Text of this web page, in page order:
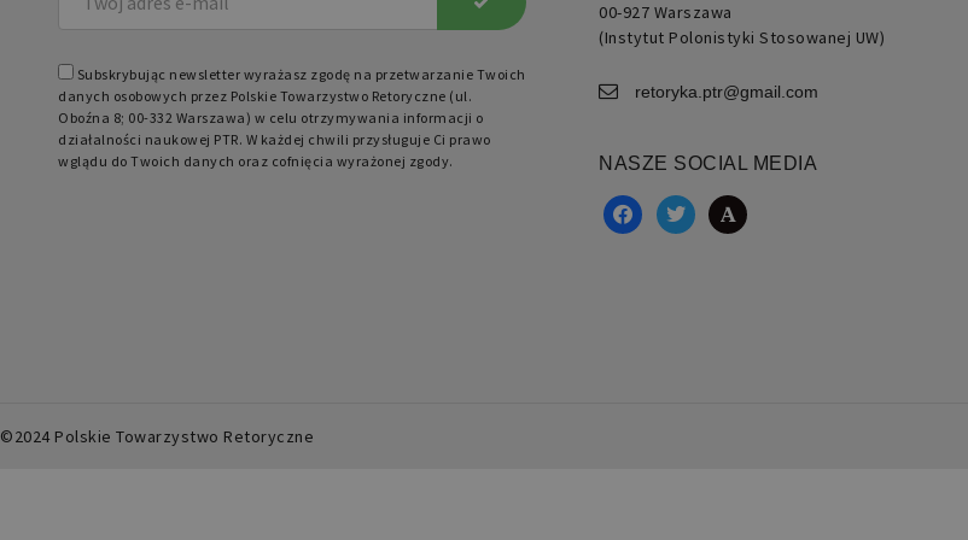
Subskrybując newsletter wyrażasz zgodę na przetwarzanie Twoich
danych osobowych przez Polskie Towarzystwo Retoryczne (ul.
Oboźna 8; 00-332 Warszawa) w celu otrzymywania informacji o
działalności naukowej PTR. W każdej chwili przysługuje Ci prawo
wglądu do Twoich danych oraz cofnięcia wyrażonej zgody.
00-927 Warszawa
(Instytut Polonistyki Stosowanej UW)
retoryka.ptr@gmail.com
NASZE SOCIAL MEDIA
facebooktwitter academia
©2024 Polskie Towarzystwo Retoryczne